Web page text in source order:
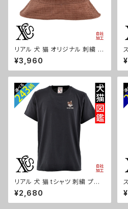
リアル 犬 猫 オリジナル 刺繍 ワ
ンポイント コーデュロイ バケッ
トハット メンズ レディース 帽子
自社ブランド ロゴ グッズ 柄 誕
ワワ シーズー シュナウザー パ
グ ペキニーズ ori-a-cap39-b
10-s
¥3,960
リアル 犬 猫 tシャツ 刺繍 プレ
ゼント 5.6oz オリジナル 半袖
Tシャツ メンズ ワンポイント ロ
ゴ おしゃれ カットソー 和グッズ
¥2,680